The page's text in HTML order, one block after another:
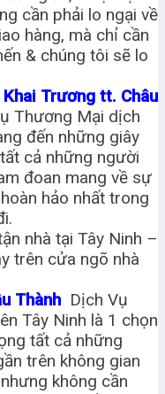
cần phải lo ngại về
hàng, mà chỉ cần
& chúng tôi sẽ lo
Trương tt. Châu
Thương Mại dịch
đến những giây
cả những người
đoan mang về sự
hảo nhất trong
nhà tại Tây Ninh –
trên cửa ngõ nhà
Thành Dịch Vụ
Tây Ninh là 1 chọn
tất cả những
trên không gian
không cần